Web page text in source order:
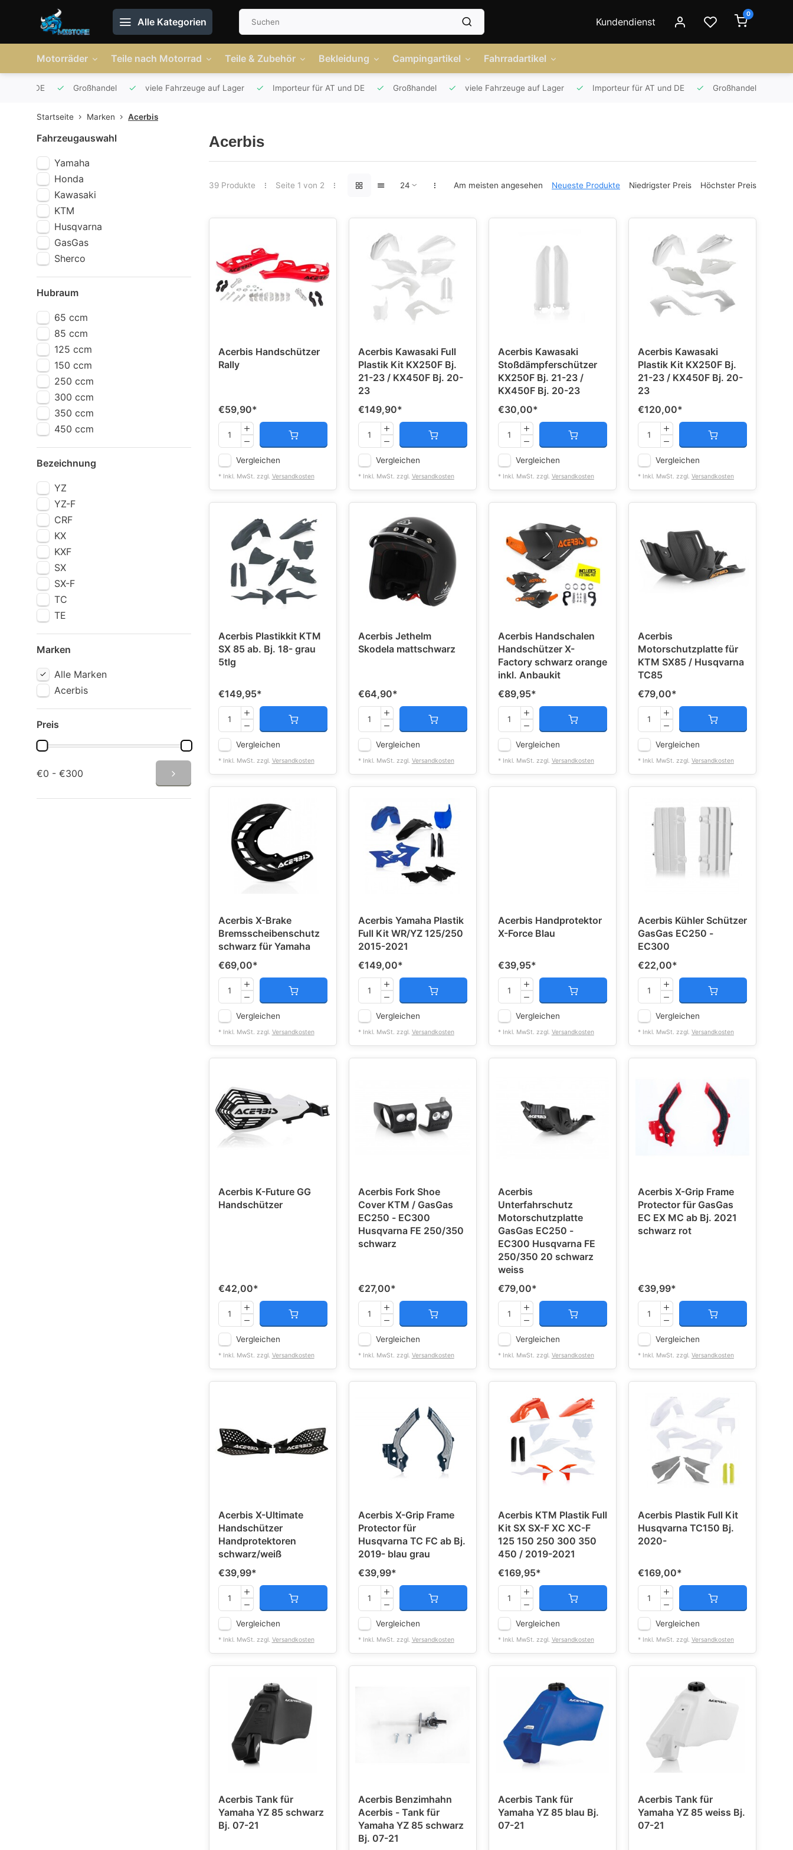
Alle Kategorien Kundendienst
0
Motorräder Teile nach Motorrad Teile & Zubehör Bekleidung Campingartikel Fahrradartikel
und DE Großhandel viele Fahrzeuge auf Lager Importeur für AT und DE Großhandel viele Fahrzeuge auf Lager Importeur für AT und DE Großhandel
Startseite Marken Acerbis
Fahrzeugauswahl
Yamaha
Honda
Kawasaki
KTM
Husqvarna
GasGas
Sherco
Hubraum
65 ccm
85 ccm
125 ccm
150 ccm
250 ccm
300 ccm
350 ccm
450 ccm
Bezeichnung
YZ
YZ-F
CRF
KX
KXF
SX
SX-F
TC
TE
Marken
Alle Marken
Acerbis
Preis
€0 - €300
Acerbis
39 Produkte Seite 1 von 2 Am meisten angesehen Neueste Produkte Niedrigster Preis Höchster Preis
Acerbis Handschützer
Rally
€59,90*
Vergleichen
* Inkl. MwSt. zzgl. Versandkosten
Acerbis Kawasaki Full
Plastik Kit KX250F Bj.
21-23 / KX450F Bj. 20-
23
€149,90*
Vergleichen
* Inkl. MwSt. zzgl. Versandkosten
Acerbis Kawasaki
Stoßdämpferschützer
KX250F Bj. 21-23 /
KX450F Bj. 20-23
€30,00*
Vergleichen
* Inkl. MwSt. zzgl. Versandkosten
Acerbis Kawasaki
Plastik Kit KX250F Bj.
21-23 / KX450F Bj. 20-
23
€120,00*
Vergleichen
* Inkl. MwSt. zzgl. Versandkosten
Acerbis Plastikkit KTM
SX 85 ab. Bj. 18- grau
5tlg
€149,95*
Vergleichen
* Inkl. MwSt. zzgl. Versandkosten
Acerbis Jethelm
Skodela mattschwarz
€64,90*
Vergleichen
* Inkl. MwSt. zzgl. Versandkosten
Acerbis Handschalen
Handschützer X-
Factory schwarz orange
inkl. Anbaukit
€89,95*
Vergleichen
* Inkl. MwSt. zzgl. Versandkosten
Acerbis
Motorschutzplatte für
KTM SX85 / Husqvarna
TC85
€79,00*
Vergleichen
* Inkl. MwSt. zzgl. Versandkosten
Acerbis X-Brake
Bremsscheibenschutz
schwarz für Yamaha
€69,00*
Vergleichen
* Inkl. MwSt. zzgl. Versandkosten
Acerbis Yamaha Plastik
Full Kit WR/YZ 125/250
2015-2021
€149,00*
Vergleichen
* Inkl. MwSt. zzgl. Versandkosten
Acerbis Handprotektor
X-Force Blau
€39,95*
Vergleichen
* Inkl. MwSt. zzgl. Versandkosten
Acerbis Kühler Schützer
GasGas EC250 -
EC300
€22,00*
Vergleichen
* Inkl. MwSt. zzgl. Versandkosten
Acerbis K-Future GG
Handschützer
€42,00*
Vergleichen
* Inkl. MwSt. zzgl. Versandkosten
Acerbis Fork Shoe
Cover KTM / GasGas
EC250 - EC300
Husqvarna FE 250/350
schwarz
€27,00*
Vergleichen
* Inkl. MwSt. zzgl. Versandkosten
Acerbis
Unterfahrschutz
Motorschutzplatte
GasGas EC250 -
EC300 Husqvarna FE
250/350 20 schwarz
weiss
€79,00*
Vergleichen
* Inkl. MwSt. zzgl. Versandkosten
Acerbis X-Grip Frame
Protector für GasGas
EC EX MC ab Bj. 2021
schwarz rot
€39,99*
Vergleichen
* Inkl. MwSt. zzgl. Versandkosten
Acerbis X-Ultimate
Handschützer
Handprotektoren
schwarz/weiß
€39,99*
Vergleichen
* Inkl. MwSt. zzgl. Versandkosten
Acerbis X-Grip Frame
Protector für
Husqvarna TC FC ab Bj.
2019- blau grau
€39,99*
Vergleichen
* Inkl. MwSt. zzgl. Versandkosten
Acerbis KTM Plastik Full
Kit SX SX-F XC XC-F
125 150 250 300 350
450 / 2019-2021
€169,95*
Vergleichen
* Inkl. MwSt. zzgl. Versandkosten
Acerbis Plastik Full Kit
Husqvarna TC150 Bj.
2020-
€169,00*
Vergleichen
* Inkl. MwSt. zzgl. Versandkosten
Acerbis Tank für
Yamaha YZ 85 schwarz
Bj. 07-21
Acerbis Benzimhahn
Acerbis - Tank für
Yamaha YZ 85 schwarz
Bj. 07-21
Acerbis Tank für
Yamaha YZ 85 blau Bj.
07-21
Acerbis Tank für
Yamaha YZ 85 weiss Bj.
07-21